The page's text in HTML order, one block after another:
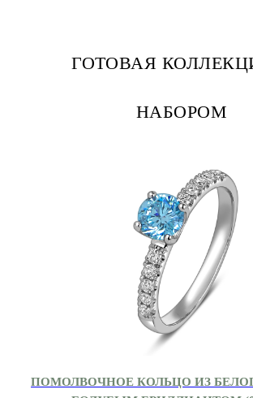
ГОТОВАЯ
НАБОРОМ
ПОМОЛВОЧНОЕ КОЛЬЦО ИЗ